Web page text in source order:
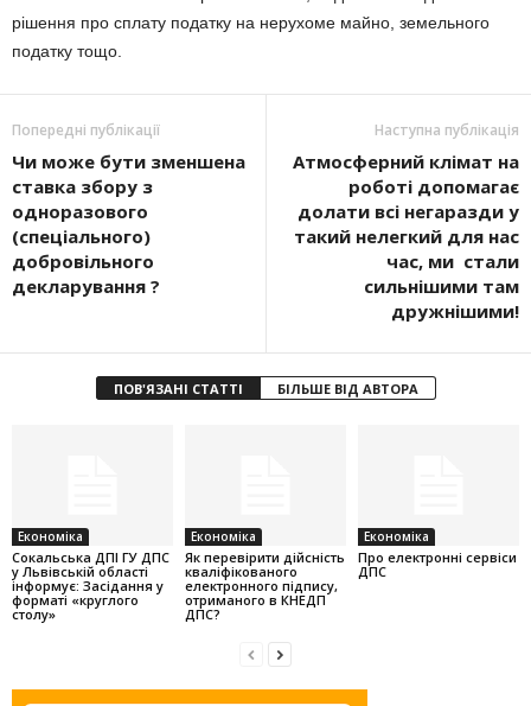
рішення про сплату податку на нерухоме майно, земельного
податку тощо.
Попередні публікації
Чи може бути зменшена
ставка збору з
одноразового
(спеціального)
добровільного
декларування ?
Наступна публікація
Атмосферний клімат на
роботі допомагає
долати всі негаразди у
такий нелегкий для нас
час, ми стали
сильнішими там
дружнішими!
ПОВ'ЯЗАНІ СТАТТІ БІЛЬШЕ ВІД АВТОРА
Економіка
Cокальська ДПІ ГУ ДПС
у Львівській області
інформує: Засідання у
форматі «круглого
столу»
Економіка
Як перевірити дійсність
кваліфікованого
електронного підпису,
отриманого в КНЕДП
ДПС?
Економіка
Про електронні сервіси
ДПС